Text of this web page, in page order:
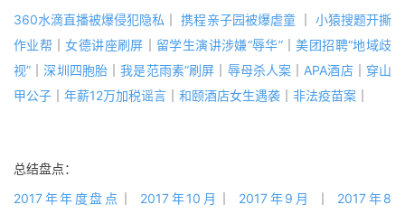
360水滴直播被爆侵犯隐私 ｜携程亲子园被爆虐童
小猿搜题开撕
作业帮 ｜女德讲座刷屏 留学生演讲涉嫌“辱华”｜美团招聘“地域歧
视” ｜深圳四胞胎 ｜我是范雨素”刷屏 辱母杀人案 APA酒店｜ 穿山
甲公子
年薪12万加税谣言 和颐酒店女生遇袭 非法疫苗案
总结盘点：
2017年年度盘点
2017年10月 2017年9月
2017年8